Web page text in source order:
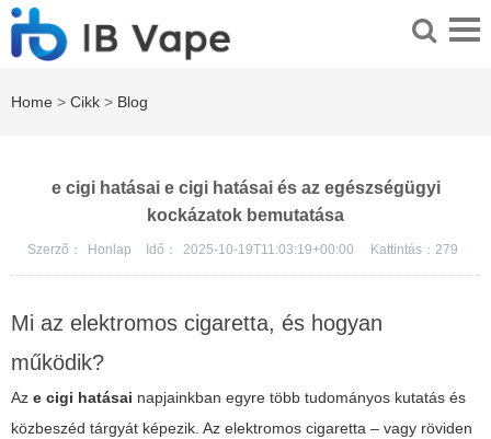
Home > Cikk > Blog
e cigi hatásai e cigi hatásai és az egészségügyi
kockázatok bemutatása
Szerző： Honlap Idő： 2025-10-19T11:03:19+00:00 Kattintás： 279
Mi az elektromos cigaretta, és hogyan
működik?
Az e cigi hatásai napjainkban egyre több tudományos kutatás és
közbeszéd tárgyát képezik. Az elektromos cigaretta – vagy röviden